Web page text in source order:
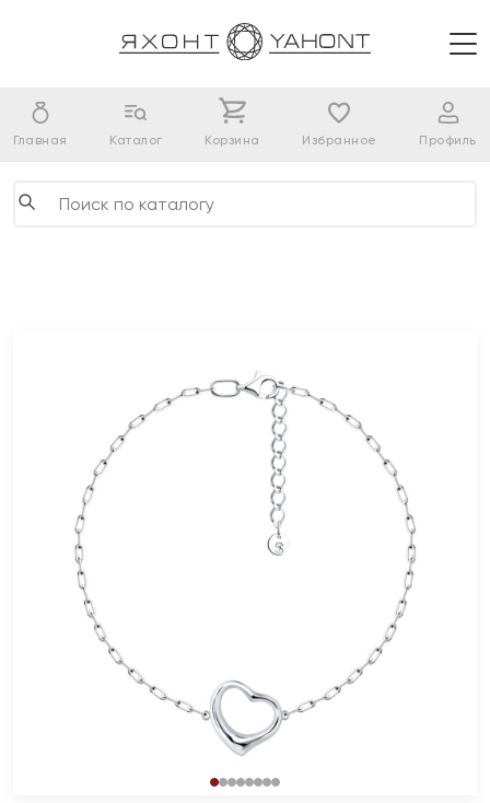
Главная Каталог Корзина Избранное Профиль